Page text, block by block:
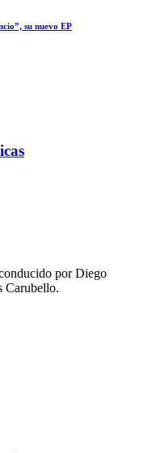
su nuevo EP
por Diego
Carubello.